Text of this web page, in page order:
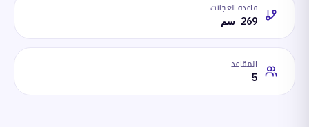
قاعدة العجلات
269 سم
المقاعد
5